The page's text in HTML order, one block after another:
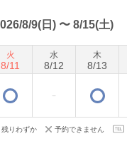
8/9(日)〜 8/15(土)
火
8/11
水
8/12
木
8/13
残りわずか 予約できません